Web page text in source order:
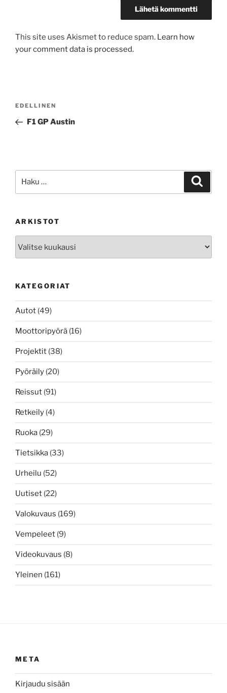
This site uses Akismet to reduce spam. Learn how
your comment data is processed.
Edellinen
artikkeli
EDELLINEN
F1 GP Austin
ARKISTOT
KATEGORIAT
Autot (49)
Moottoripyörä (16)
Projektit (38)
Pyöräily (20)
Reissut (91)
Retkeily (4)
Ruoka (29)
Tietsikka (33)
Urheilu (52)
Uutiset (22)
Valokuvaus (169)
Vempeleet (9)
Videokuvaus (8)
Yleinen (161)
META
Kirjaudu sisään